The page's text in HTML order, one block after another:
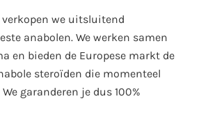
we uitsluitend
anabolen. We werken samen
en bieden de Europese markt de
steroïden die momenteel
garanderen je dus 100%